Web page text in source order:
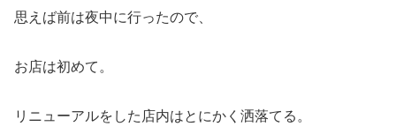
思えば前は夜中に行ったので、
お店は初めて。
リニューアルをした店内はとにかく洒落てる。